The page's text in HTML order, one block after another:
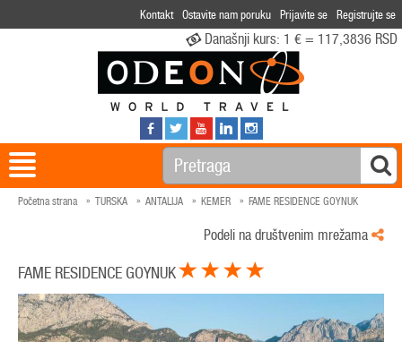
Kontakt Ostavite nam poruku Prijavite se Registrujte se
Današnji kurs: 1 € = 117,3836 RSD
Početna strana TURSKA ANTALIJA KEMER FAME RESIDENCE GOYNUK
Podeli na društvenim mrežama
FAME RESIDENCE GOYNUK